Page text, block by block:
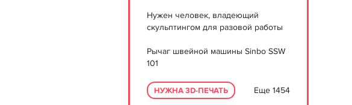
Нужен человек, владеющий
скульптингом для разовой работы
Рычаг швейной машины Sinbo SSW
101
НУЖНА 3D-ПЕЧАТЬ Еще 1454